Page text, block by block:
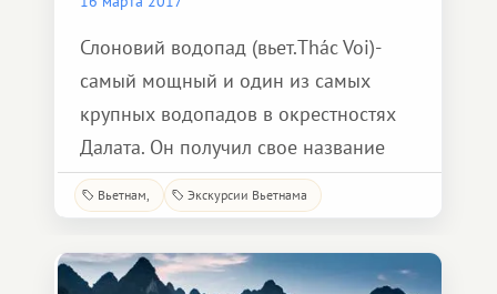
Слоновий водопад (вьет.Thác Voi)-
самый мощный и один из самых
крупных водопадов в окрестностях
Далата. Он получил свое название
от скалы, напоминающей слона.
Водопад Thác Voi связан с историей
любви и смерти.Согласно местной
легенде, влюбленная пара, которой
Вьетнам Экскурсии Вьетнама